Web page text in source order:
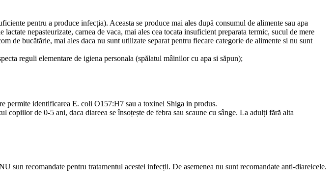
pentru a produce infecția). Aceasta se produce mai ales după consumul de alimente sau apa
nepasteurizate, carnea de vaca, mai ales cea tocata insuficient preparata termic, sucul de mere
de bucătărie, mai ales daca nu sunt utilizate separat pentru fiecare categorie de alimente si nu sunt
reguli elementare de igiena personala (spălatul mâinilor cu apa si săpun);
permite identificarea E. coli O157:H7 sau a toxinei Shiga in produs.
de 0-5 ani, daca diareea se însoțește de febra sau scaune cu sânge. La adulți fără alta
sun recomandate pentru tratamentul acestei infecții. De asemenea nu sunt recomandate anti-diareicele.